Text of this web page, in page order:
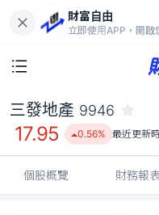
財富自由
立即使用APP，開啟
17.95
三發地產 9946
17.95 0.56% 最近更新
個股概覽 財務報